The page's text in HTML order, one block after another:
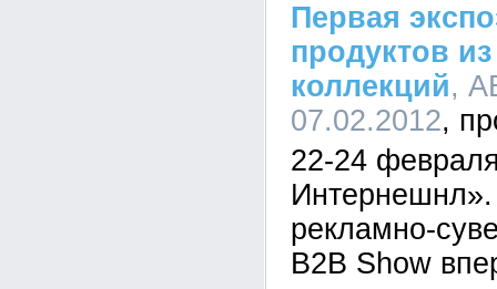
Первая
продуктов
коллекций,
07.02.2012
22-24
рекламно-
B2B Show